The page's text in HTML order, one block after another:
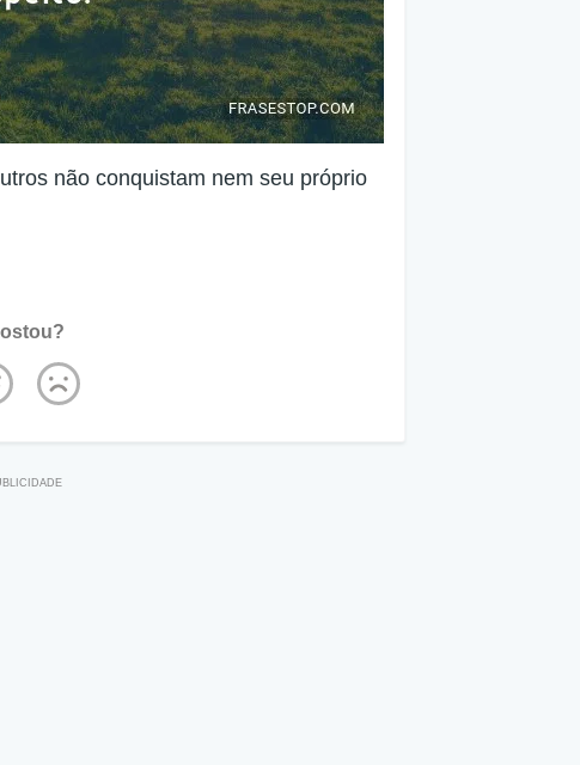
não conquistam nem seu próprio